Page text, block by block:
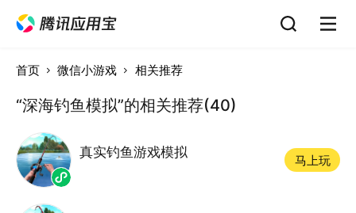
首页 微信小游戏 相关推荐
“深海钓鱼模拟”的相关推荐(40)
真实钓鱼游戏模拟
马上玩